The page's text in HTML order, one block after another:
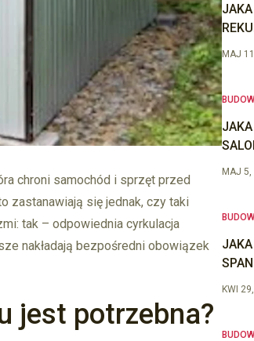
chroni samochód i sprzęt przed
zastanawiają się jednak, czy taki
tak – odpowiednia cyrkulacja
nakładają bezpośredni obowiązek
jest potrzebna?
MAJ
MAJ 5,
KWI